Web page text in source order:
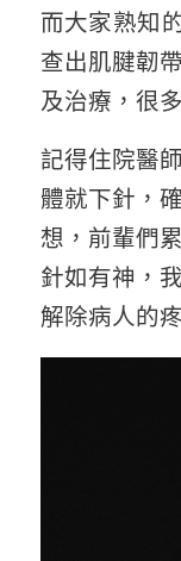
而大家熟知
查出肌腱韌
及治療，很
記得住院醫
體就下針，
想，前輩們
針如有神，
解除病人的